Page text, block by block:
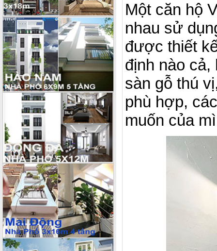
Một căn hộ
nhau sử
được thiết
định nào
sàn gỗ thú
phù hợp,
muốn của